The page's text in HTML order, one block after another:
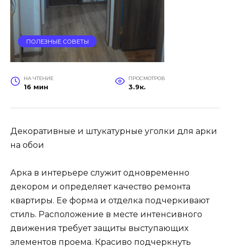
ПОЛЕЗНЫЕ СОВЕТЫ
НА ЧТЕНИЕ
16 мин
ПРОСМОТРОВ
3.9к.
Декоративные и штукатурные уголки для арки
на обои
Арка в интерьере служит одновременно
декором и определяет качество ремонта
квартиры. Ее форма и отделка подчеркивают
стиль. Расположение в месте интенсивного
движения требует защиты выступающих
элементов проема. Красиво подчеркнуть